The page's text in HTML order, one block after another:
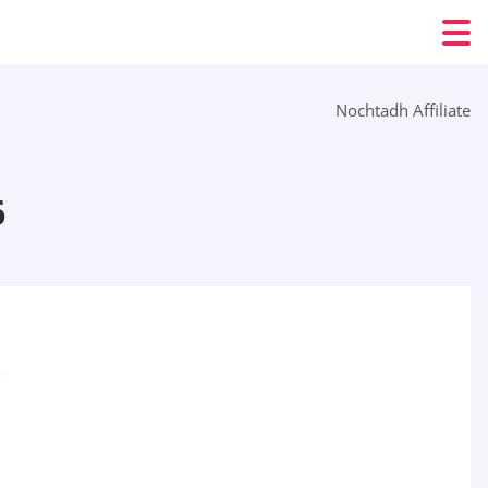
Nochtadh Affiliate